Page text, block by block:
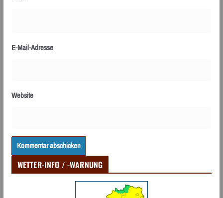
E-Mail-Adresse
Website
WETTER-INFO / -WARNUNG